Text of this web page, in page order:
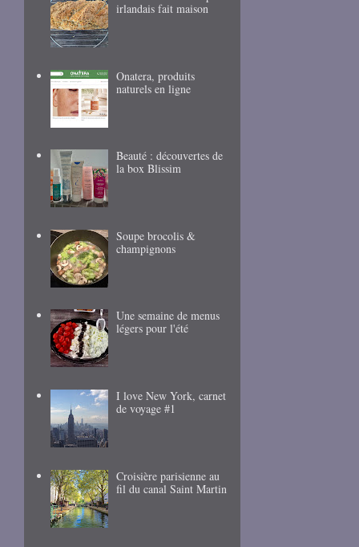
irlandais fait maison
Onatera, produits
naturels en ligne
Beauté : découvertes de
la box Blissim
Soupe brocolis &
champignons
Une semaine de menus
légers pour l'été
I love New York, carnet
de voyage #1
Croisière parisienne au
fil du canal Saint Martin